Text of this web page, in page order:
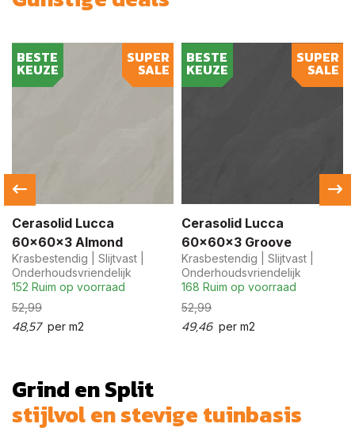
SUPER
SALE
BESTE
KEUZE
Cerasolid Lucca
60x60x3 Almond
Krasbestendig | Slijtvast |
Onderhoudsvriendelijk
152 Ruim op voorraad
52,99
48,57 per m2
SUPER
SALE
BESTE
KEUZE
Cerasolid Lucca
60x60x3 Groove
Krasbestendig | Slijtvast |
Onderhoudsvriendelijk
168 Ruim op voorraad
52,99
49,46 per m2
Grind en Split
stijlvol en stevige tuinbasis